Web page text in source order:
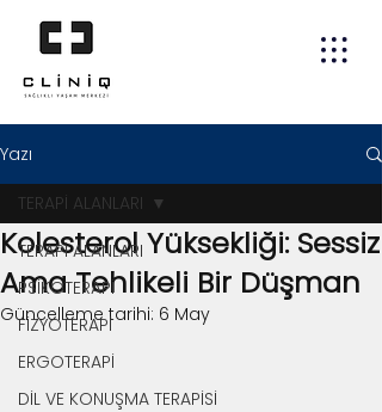
Yazı
TERAPİ ALANLARI
PSİKOTERAPİ
FİZYOTERAPİ
ERGOTERAPİ
DİL VE KONUŞMA TERAPİSİ
TERAPİ ALANLARI
Kolesterol Yüksekliği: Sessiz
Ama Tehlikeli Bir Düşman
Güncelleme tarihi: 6 May